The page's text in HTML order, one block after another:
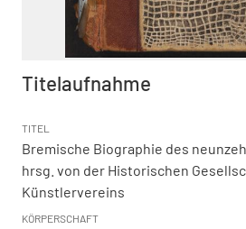
Titelaufnahme
TITEL
Bremische Biographie des
hrsg. von der Historischen
Künstlervereins
KÖRPERSCHAFT